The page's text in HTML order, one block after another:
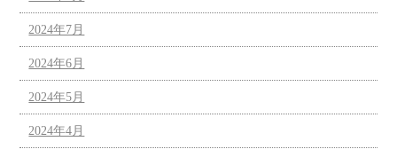
2024年7月
2024年6月
2024年5月
2024年4月